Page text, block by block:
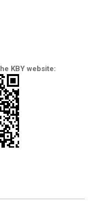
KBY website: